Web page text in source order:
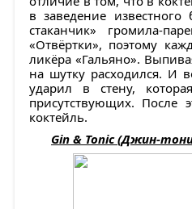
в заведение
стаканчик» громила-
«Отвёртки», поэтому
ликёра «Гальяно».
на шутку расходился. И
ударил в стену,
присутствующих.
коктейль.
Gin & Tonic (Джин-